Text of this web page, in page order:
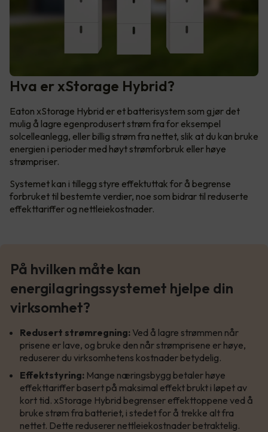
Hva er xStorage Hybrid?
Eaton xStorage Hybrid er et batterisystem som gjør det
mulig å lagre egenprodusert strøm fra for eksempel
solcelleanlegg, eller billig strøm fra nettet, slik at du kan bruke
energien i perioder med høyt strømforbruk eller høye
strømpriser.
Systemet kan i tillegg styre effektuttak for å begrense
forbruket til bestemte verdier, noe som bidrar til reduserte
effekttariffer og nettleiekostnader.
På hvilken måte kan
energilagringssystemet hjelpe din
virksomhet?
Redusert strømregning: Ved å lagre strømmen når
prisene er lave, og bruke den når strømprisene er høye,
reduserer du virksomhetens kostnader betydelig.
Effektstyring: Mange næringsbygg betaler høye
effekttariffer basert på maksimal effekt brukt i løpet av
kort tid. xStorage Hybrid begrenser effekttoppene ved å
bruke strøm fra batteriet, i stedet for å trekke alt fra
nettet. Dette reduserer nettleiekostnader betraktelig.